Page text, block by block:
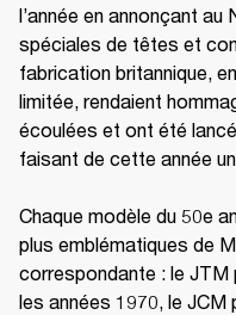
l’année en annonçant
spéciales de têtes et
fabrication britannique,
limitée, rendaient
écoulées et ont été
faisant de cette année
Chaque modèle du 50e
plus emblématiques de
correspondante : le
les années 1970, le JCM